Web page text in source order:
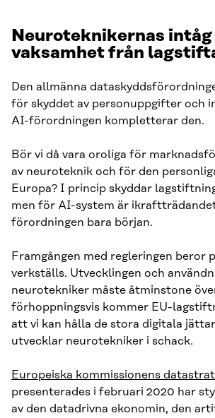
Neuroteknikernas
vaksamhet från
Den allmänna
för skyddet av personuppgifter och
AI-förordningen kompletterar den.
Bör vi då vara oroliga för
av neuroteknik och för den
Europa? I princip skyddar
men för AI-system är
förordningen bara början.
Framgången med regleringen beror
verkställs. Utvecklingen och
neurotekniker måste åtminstone
förhoppningsvis kommer EU-
att vi kan hålla de stora digitala
utvecklar neurotekniker i schack.
Europeiska kommissionens
presenterades i februari 2020 har
av den datadrivna ekonomin, den